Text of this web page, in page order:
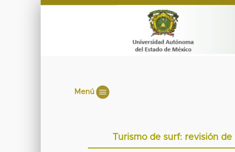
Menú
Turismo de surf: revisión